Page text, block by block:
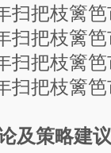
枝篱笆市
枝篱笆市
枝篱笆
枝篱笆
及策略建议